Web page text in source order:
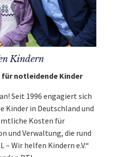
einverstanden sein,
vollständiger Name und
nach Ablauf der Auktion an
in der Sendung
umgehend
Sie zudem, dass Sie
rechtlich bindenden
der Sie zur
Bezahlung der
verpflichtet
endet zum
Zeitpunkt und
Kindern
notleidende Kinder
Seit 1996 engagiert sich
Kinder in Deutschland und
Kosten für
und Verwaltung, die rund
– Wir helfen Kindern e.V.“